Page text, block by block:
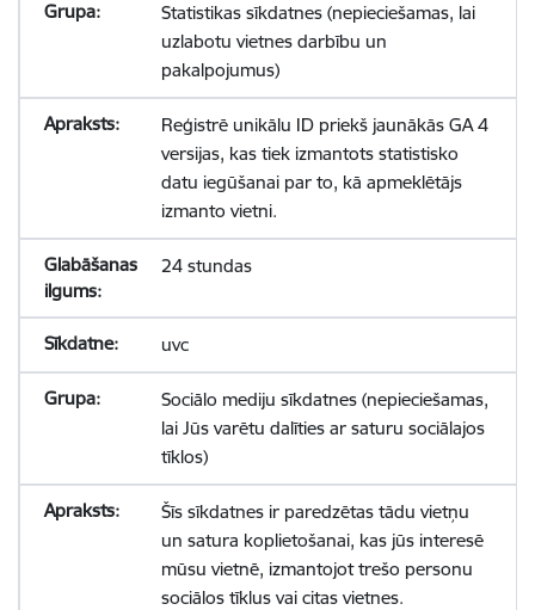
Statistikas sīkdatnes (nepieciešamas, lai
uzlabotu vietnes darbību un
pakalpojumus)
Reģistrē unikālu ID priekš jaunākās GA 4
versijas, kas tiek izmantots statistisko
datu iegūšanai par to, kā apmeklētājs
izmanto vietni.
24 stundas
uvc
Sociālo mediju sīkdatnes (nepieciešamas,
lai Jūs varētu dalīties ar saturu sociālajos
tīklos)
Šīs sīkdatnes ir paredzētas tādu vietņu
un satura koplietošanai, kas jūs interesē
mūsu vietnē, izmantojot trešo personu
sociālos tīklus vai citas vietnes.